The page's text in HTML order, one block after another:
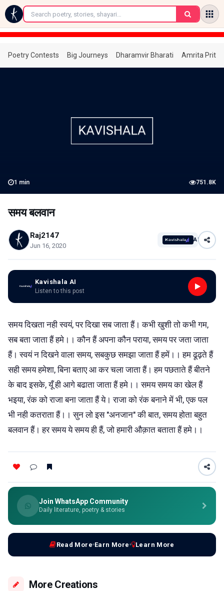
←
Poetry Contests Big Journeys Dharamvir Bharati Amrita
1 min 751.8K
समय बलवान
Raj2147
Jun 16, 2020
AI
Kavishala AI
Listen to this post
समय दिखता नही स्वयं, पर दिखा सब जाता हैं। कभी खुशी तो कभी गम,
सब बता जाता हैं हमे।। कौन हैं अपना कौन पराया, समय पर जता जाता
हैं। स्वयं न दिखने वाला समय, सबकुछ समझा जाता हैं हमें।। हम ढूढ़ते हैं
सही समय हमेशा, बिना बताए आ कर चला जाता हैं। हम पछताते हैं बीतने
के बाद इसके, यूँ ही आगे बढाता जाता हैं हमे।। समय समय का खेल हैं
भइया, रंक को राजा बना जाता हैं ये। राजा को रंक बनाने में भी, एक पल
भी नही कतराता हैं।। सुन लो इस "अनजान" की बात, समय होता बहुत
बलवान हैं। हर समय ये समय ही हैं, जो हमारी औक़ात बताता हैं हमे।।
Join WhatsApp Community
Daily literature, poetry & stories
Read More Earn More Learn More
More Creations